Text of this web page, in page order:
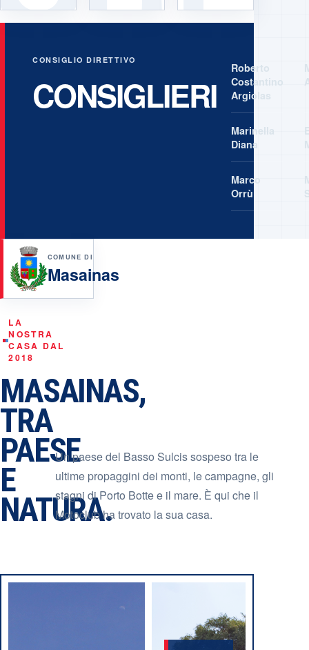
CONSIGLIO DIRETTIVO
CONSIGLIERI
Roberto
Costantino
Argiolas
Marinella
Diana
Marco
Orrù
COMUNE DI
Masainas
LA
NOSTRA
CASA DAL
2018
MASAINAS,
TRA
PAESE
E
NATURA.
Un paese del Basso Sulcis sospeso tra le
ultime propaggini dei monti, le campagne, gli
stagni di Porto Botte e il mare. È qui che il
Motoclub ha trovato la sua casa.